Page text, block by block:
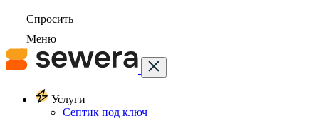
Спросить
Меню
Услуги
Септик под ключ